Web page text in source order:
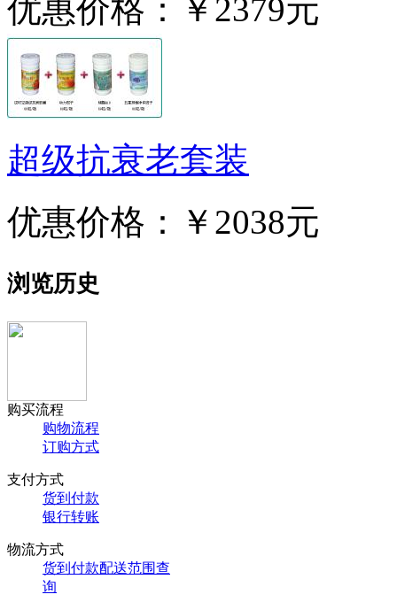
优惠价格： ￥2379元
超级抗衰老套装
优惠价格：
￥2038元
浏览历史
购买流程
购物流程
订购方式
支付方式
货到付款
银行转账
物流方式
货到付款配送范围查
询